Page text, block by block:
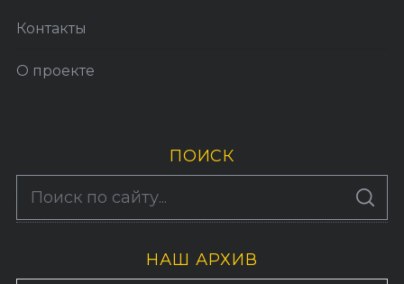
Контакты
О проекте
ПОИСК
S
A
По авторам
НАШ АРХИВ